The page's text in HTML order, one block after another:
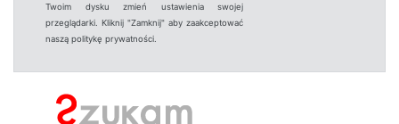
Twoim dysku zmień ustawienia swojej
przeglądarki. Kliknij "Zamknij" aby zaakceptować
naszą politykę prywatności.